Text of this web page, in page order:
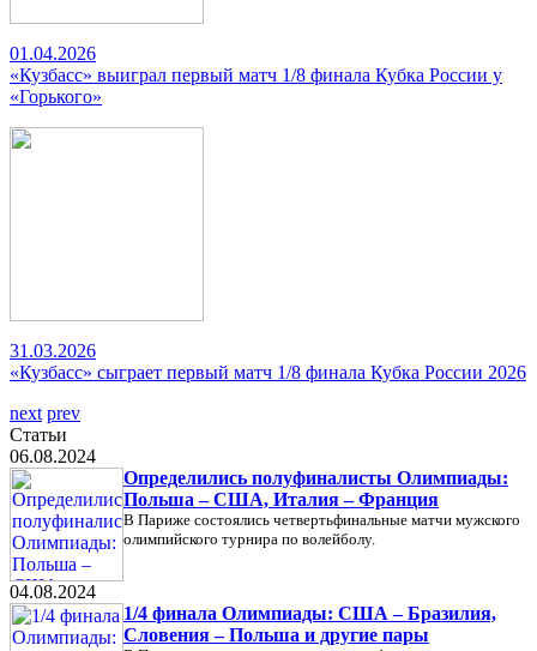
01.04.2026
«Кузбасс» выиграл первый матч 1/8 финала Кубка России у
«Горького»
31.03.2026
«Кузбасс» сыграет первый матч 1/8 финала Кубка России 2026
next prev
Статьи
06.08.2024
Определились полуфиналисты Олимпиады:
Польша – США, Италия – Франция
В Париже состоялись четвертьфинальные матчи мужского
олимпийского турнира по волейболу.
04.08.2024
1/4 финала Олимпиады: США – Бразилия,
Словения – Польша и другие пары